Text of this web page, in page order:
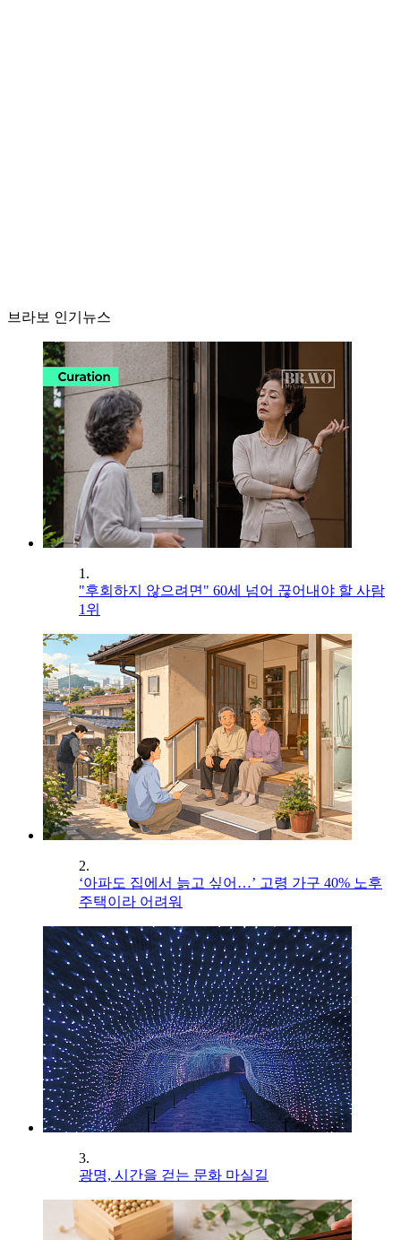
브라보 인기뉴스
1.
"후회하지 않으려면" 60세 넘어 끊어내야 할 사람
1위
2.
‘아파도 집에서 늙고 싶어…’ 고령 가구 40% 노후
주택이라 어려워
3.
광명, 시간을 걷는 문화 마실길